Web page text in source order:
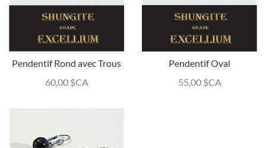
Pendentif Rond avec Trous
60,00 $CA
Pendentif Oval
55,00 $CA